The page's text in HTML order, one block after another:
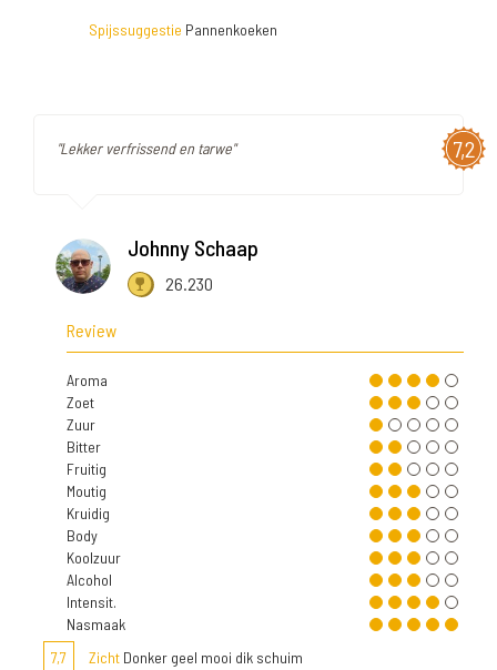
Spijssuggestie Pannenkoeken
7,2
"Lekker verfrissend en tarwe"
Johnny Schaap
26.230
Review
Aroma
Zoet
Zuur
Bitter
Fruitig
Moutig
Kruidig
Body
Koolzuur
Alcohol
Intensit.
Nasmaak
7,7
Zicht Donker geel mooi dik schuim